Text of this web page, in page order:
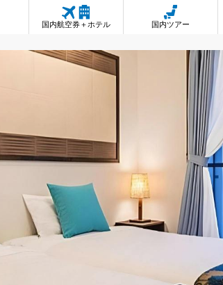
国内航空券＋ホテル 国内ツアー